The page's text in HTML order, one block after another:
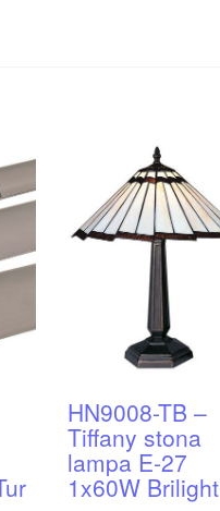
HN9008-TB –
Tiffany stona
lampa E-27
1x60W Brilight